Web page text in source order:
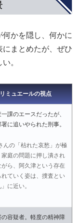
かを隠し、何かに
まとめたが、ぜひ
。
ミュエールの視点
課のエースだったが、
に追いやられた刑事。
んの「枯れた哀愁」が極
家庭の問題に押し潰され
がら、阿久津という存在
れていく姿は、捜査とい
に近い。
の容疑者。軽度の精神障